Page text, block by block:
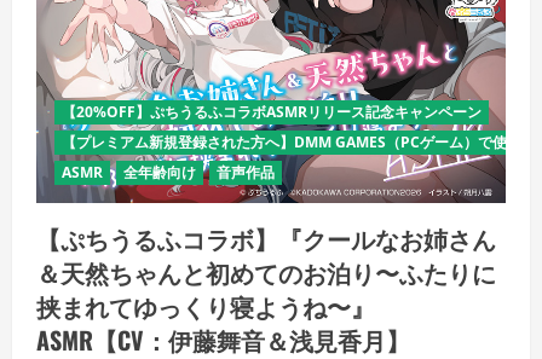
【20%OFF】ぷちうるふコラボASMRリリース記念キャンペーン
【プレミアム新規登録された方へ】DMM GAMES（PCゲーム）で使え
ASMR
全年齢向け 音声作品
【ぷちうるふコラボ】『クールなお姉さん
＆天然ちゃんと初めてのお泊り〜ふたりに
挟まれてゆっくり寝ようね〜』
ASMR【CV：伊藤舞音＆浅見香月】